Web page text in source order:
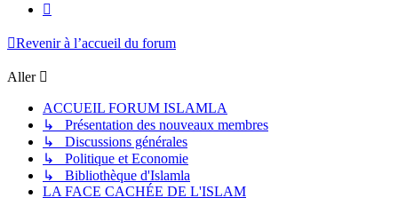
Revenir à l’accueil du forum
Aller
ACCUEIL FORUM ISLAMLA
↳ Présentation des nouveaux membres
↳ Discussions générales
↳ Politique et Economie
↳ Bibliothèque d'Islamla
LA FACE CACHÉE DE L'ISLAM